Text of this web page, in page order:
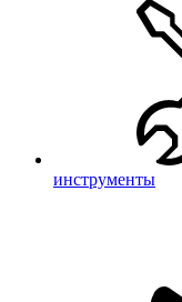
инструменты